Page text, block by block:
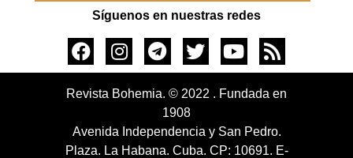
Síguenos en nuestras redes
Revista Bohemia. © 2022 . Fundada en
1908
Avenida Independencia y San Pedro.
Plaza. La Habana. Cuba. CP: 10691. E-